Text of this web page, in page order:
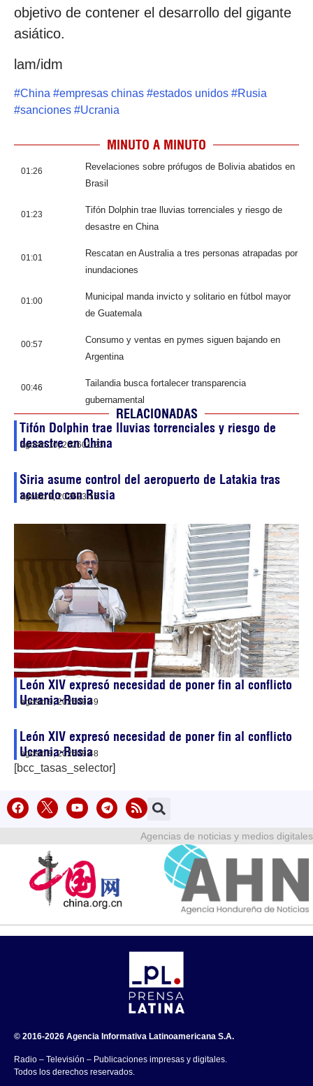
objetivo de contener el desarrollo del gigante
asiático.
lam/idm
#China #empresas chinas #estados unidos #Rusia
#sanciones #Ucrania
MINUTO A MINUTO
01:26
Revelaciones sobre prófugos de Bolivia abatidos en
Brasil
01:23
Tifón Dolphin trae lluvias torrenciales y riesgo de
desastre en China
01:01
Rescatan en Australia a tres personas atrapadas por
inundaciones
01:00
Municipal manda invicto y solitario en fútbol mayor
de Guatemala
00:57
Consumo y ventas en pymes siguen bajando en
Argentina
00:46
Tailandia busca fortalecer transparencia
gubernamental
RELACIONADAS
Tifón Dolphin trae lluvias torrenciales y riesgo de
desastre en China
agosto 10, 202601:23
Siria asume control del aeropuerto de Latakia tras
acuerdo con Rusia
agosto 9, 202623:55
León XIV expresó necesidad de poner fin al conflicto
Ucrania-Rusia
agosto 9, 202609:49
León XIV expresó necesidad de poner fin al conflicto
Ucrania-Rusia
agosto 9, 202609:48
[bcc_tasas_selector]
Agencias de noticias y medios digitales
© 2016-2026 Agencia Informativa Latinoamericana S.A.
Radio – Televisión – Publicaciones impresas y digitales.
Todos los derechos reservados.